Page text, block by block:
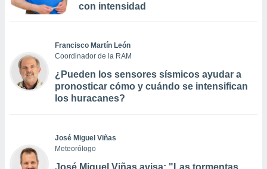
con intensidad
Francisco Martín León
Coordinador de la RAM
¿Pueden los sensores sísmicos ayudar a
pronosticar cómo y cuándo se intensifican
los huracanes?
José Miguel Viñas
Meteorólogo
José Miguel Viñas avisa: "Las tormentas